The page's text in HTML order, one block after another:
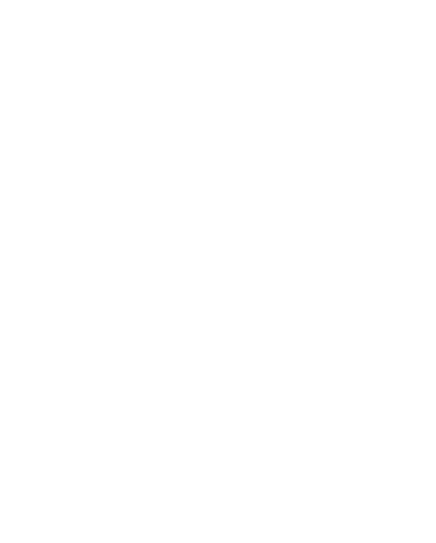
and the Media (BKM), Felix Falk,
Industry Association, and Nandita
for Digital Games Culture.
Industries’ department at the
the successful implementation
18 months comprising 240
in collaboration with more than 60
and Sweden. The result: a 100 per cent
of all participants – clear evidence of
million euros in funding from the BKM,
gaming talents have become a
advanced the development
strengthened Germany as a games